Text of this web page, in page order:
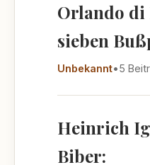
Orlando di
sieben
Unbekannt•5
Heinrich
Biber: